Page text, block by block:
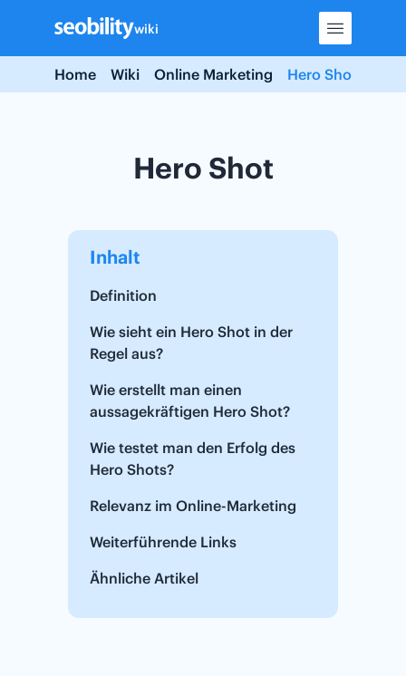
content
wiki
Home Wiki Online Marketing Hero Shot
Hero Shot
Inhalt
Definition
Wie sieht ein Hero Shot in der
Regel aus?‌
Wie erstellt man einen
aussagekräftigen Hero Shot?
Wie testet man den Erfolg des
Hero Shots?
Relevanz im ‌‌Online‌-Marketing
Weiterführende Links
Ähnliche Artikel